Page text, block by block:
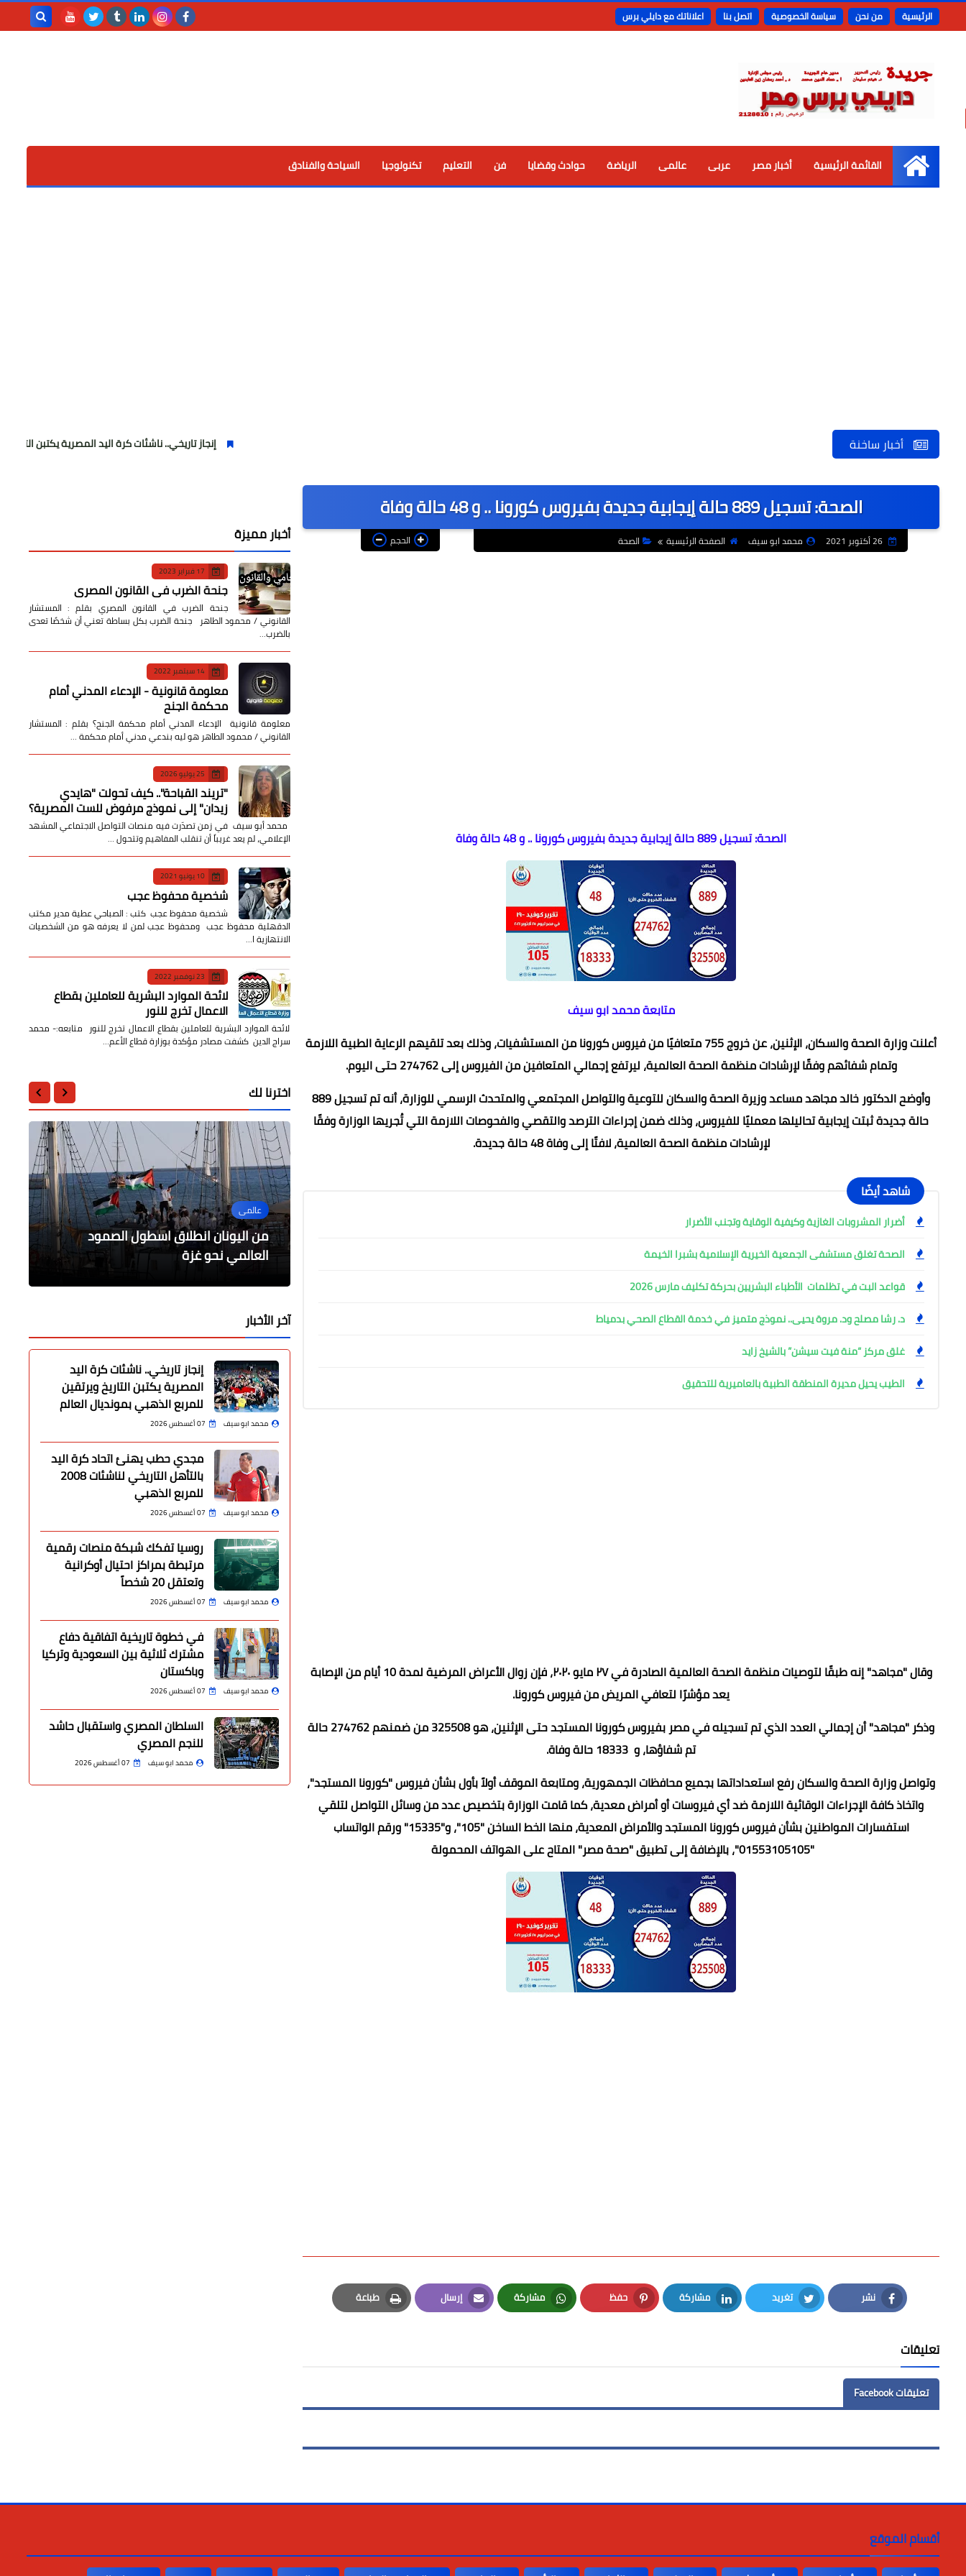
الرئيسية من نحن سياسة الخصوصية اتصل بنا اعلاناتك مع دايلي برس
الرئيسية
القائمة الرئيسية أخبار مصر عربى عالمى الرياضة حوادث وقضايا فن التعليم تكنولوجيا السياحة والفنادق
أخبار ساخنة إنجاز تاريخي.. ناشئات كرة اليد المصرية يكتبن التاريخ ويرتقين
الصحة: تسجيل 889 حالة إيجابية جديدة بفيروس كورونا .. و 48 حالة وفاة
26 أكتوبر 2021 محمد ابو سيف الصفحة الرئيسية الصحة الحجم
الصحة: تسجيل 889 حالة إيجابية جديدة بفيروس كورونا .. و 48 حالة وفاة
متابعة محمد ابو سيف
أعلنت وزارة الصحة والسكان، الإثنين، عن خروج 755 متعافيًا من فيروس كورونا من المستشفيات، وذلك بعد تلقيهم الرعاية الطبية اللازمة
وتمام شفائهم وفقًا لإرشادات منظمة الصحة العالمية، ليرتفع إجمالي المتعافين من الفيروس إلى 274762 حتى اليوم.
وأوضح الدكتور خالد مجاهد مساعد وزيرة الصحة والسكان للتوعية والتواصل المجتمعي والمتحدث الرسمي للوزارة، أنه تم تسجيل 889
حالة جديدة ثبتت إيجابية تحاليلها معمليًا للفيروس، وذلك ضمن إجراءات الترصد والتقصي والفحوصات اللازمة التي تُجريها الوزارة وفقًا
لإرشادات منظمة الصحة العالمية، لافتًا إلى وفاة 48 حالة جديدة.
شاهد أيضًا
أضرار المشروبات الغازية وكيفية الوقاية وتجنب الأضرار
الصحة تغلق مستشفى الجمعية الخيرية الإسلامية بشبرا الخيمة
قواعد البت في تظلمات الأطباء البشريين بحركة تكليف مارس 2026
د. رشا مصلح ود. مروة يحيى.. نموذج متميز في خدمة القطاع الصحي بدمياط
غلق مركز “منة فيت سيشن” بالشيخ زايد
الطيب يحيل مديرة المنطقة الطبية بالعاميرية للتحقيق
وقال "مجاهد" إنه طبقًا لتوصيات منظمة الصحة العالمية الصادرة في ٢٧ مايو ٢٠٢٠، فإن زوال الأعراض المرضية لمدة 10 أيام من الإصابة
يعد مؤشرًا لتعافي المريض من فيروس كورونا.
وذكر "مجاهد" أن إجمالي العدد الذي تم تسجيله في مصر بفيروس كورونا المستجد حتى الإثنين، هو 325508 من ضمنهم 274762 حالة
تم شفاؤها، و 18333 حالة وفاة.
وتواصل وزارة الصحة والسكان رفع استعداداتها بجميع محافظات الجمهورية، ومتابعة الموقف أولاً بأول بشأن فيروس "كورونا المستجد"،
واتخاذ كافة الإجراءات الوقائية اللازمة ضد أي فيروسات أو أمراض معدية، كما قامت الوزارة بتخصيص عدد من وسائل التواصل لتلقي
استفسارات المواطنين بشأن فيروس كورونا المستجد والأمراض المعدية، منها الخط الساخن "105"، و"15335" ورقم الواتساب
"01553105105"، بالإضافة إلى تطبيق "صحة مصر" المتاح على الهواتف المحمولة
نشر
Facebook
تغريد
Twitter
مشاركة
LinkedIn
حفظ
Pinterest
مشاركة
Whatsapp
إرسال
Email
طباعة
Print
تعليقات
تعليقات Facebook
أخبار مميزة
17 فبراير 2023
جنحة الضرب في القانون المصري
جنحة الضرب في القانون المصري بقلم : المستشار
القانوني / محمود الطاهر جنحة الضرب بكل بساطة تعني أن شخصًا تعدى
بالضرب…
14 سبتمبر 2022
معلومة قانونية - الإدعاء المدني أمام
محكمة الجنح
معلومة قانونية الإدعاء المدني أمام محكمة الجنح؟ بقلم : المستشار
القانوني / محمود الطاهر هو ليه بندعي مدني أمام محكمة …
25 يوليو 2026
​"تريند القباحة".. كيف تحولت "هايدي
زيدان" إلى نموذج مرفوض للست المصرية؟
​ محمد أبو سيف ​في زمن تصدّرت فيه منصات التواصل الاجتماعي المشهد
الإعلامي، لم يعد غريباً أن تنقلب المفاهيم وتتحول …
10 يونيو 2021
شخصية محفوظ عجب
شخصية محفوظ عجب كتب : الصباحي عطية مدير مكتب
الدقهلية محفوظ عجب ومحفوظ عجب لمن لا يعرفه هو من الشخصيات
الانتهازية ا…
23 نوفمبر 2022
لائحة الموارد البشرية للعاملين بقطاع
الاعمال تخرج للنور
لائحة الموارد البشرية للعاملين بقطاع الاعمال تخرج للنور متابعه:- محمد
سراج الدين كشفت مصادر مؤكدة بوزارة قطاع الأعم…
اخترنا لك
Zahire
عالمى
من اليونان انطلاق اسطول الصمود
العالمي نحو غزة
طاهر فتحي
عربى
السودان تعلن الإنذار الأحمر “خطورة
قصوة” من الفيضانات على امتداد الشريط
النيلي
Mohamed abo seif
عالمى
نتنياهو يخاطب المجتمع الدولي ويذكرهم
بقتل الأبرياء
Mohamed abo seif
أخبار مصر
وزير الخارجية يلتقي مع المصريين
العاملين في الأمم المتحدة بنيويورك
طاهر فتحي
حوادث وقضايا
حادث انقلاب سيارة على طريق الخطاطبة
الصحراوي بالمنوفية
آخر الأخبار
إنجاز تاريخي.. ناشئات كرة اليد
المصرية يكتبن التاريخ ويرتقين
للمربع الذهبي بمونديال العالم
محمد ابو سيف 07 أغسطس 2026
مجدي حطب يهنئ اتحاد كرة اليد
بالتأهل التاريخي لناشئات 2008
للمربع الذهبي
محمد ابو سيف 07 أغسطس 2026
روسيا تفكك شبكة منصات رقمية
مرتبطة بمراكز احتيال أوكرانية
وتعتقل 20 شخصاً
محمد ابو سيف 07 أغسطس 2026
في خطوة تاريخية اتفاقية دفاع
مشترك ثلاثية بين السعودية وتركيا
وباكستان
محمد ابو سيف 07 أغسطس 2026
السلطان المصري واستقبال حاشد
للنجم المصري
محمد ابو سيف 07 أغسطس 2026
أقسام الموقع